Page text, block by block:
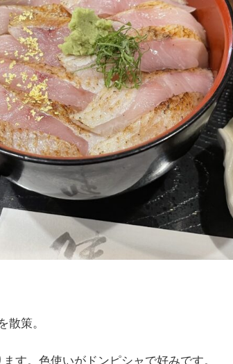
散策。
す。色使いがドンピシャで好みです。